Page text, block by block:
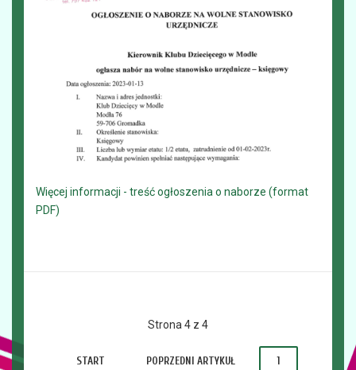
Więcej informacji - treść ogłoszenia o naborze (format
PDF)
Strona 4 z 4
START POPRZEDNI ARTYKUŁ 1